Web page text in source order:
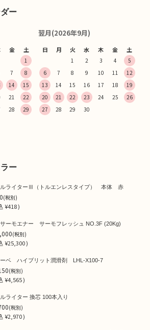
ー
金 土
1
7
8
14
15
21
22
28
29
翌月(2026年9月)
日 月 火 水 木 金 土
1 2 3 4
5
6
7 8 9 10 11
12
13
14 15 16 17 18
19
20
21 22 23 24 25
26
27
28 29 30
ー
ルライターⅢ（トルエンレスタイプ） 本体 赤
(税別)
¥418 )
ーモエナー サーモフレッシュ NO.3F (20Kg)
(税別)
¥25,300 )
ーベ ハイブリット潤滑剤 LHL-X100-7
(税別)
¥4,565 )
ライター 換芯 100本入り
(税別)
¥2,970 )